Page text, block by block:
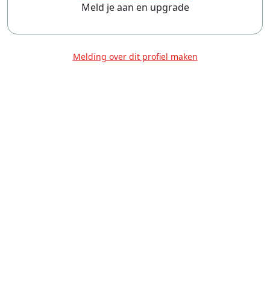
Meld je aan en upgrade
Melding over dit profiel maken